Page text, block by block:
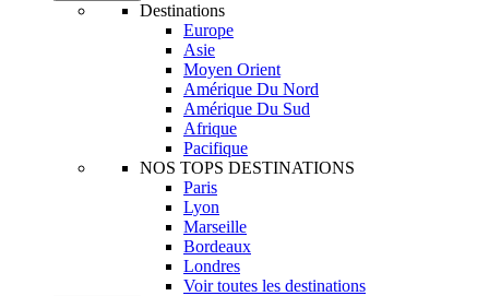
Destinations
Europe
Asie
Moyen Orient
Amérique Du Nord
Amérique Du Sud
Afrique
Pacifique
NOS TOPS DESTINATIONS
Paris
Lyon
Marseille
Bordeaux
Londres
Voir toutes les destinations